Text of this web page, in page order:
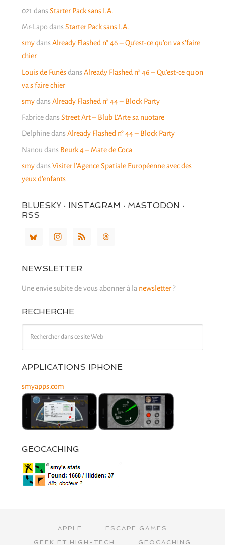
021 dans Starter Pack sans I.A.
Mr-Lapo dans Starter Pack sans I.A.
smydans Already Flashed n° 46 – Qu’est-ce qu’on va s’faire
chier
Louis de Funèsdans Already Flashed n° 46 – Qu’est-ce qu’on
va s’faire chier
smydans Already Flashed n° 44 – Block Party
Fabricedans Street Art – Blub L’Arte sa nuotare
Delphinedans Already Flashed n° 44 – Block Party
Nanoudans Beurk 4 – Mate de Coca
smydans Visiter l’Agence Spatiale Européenne avec des
yeux d’enfants
BLUESKY · INSTAGRAM · MASTODON ·
RSS
NEWSLETTER
Une envie subite de vous abonner à la newsletter?
RECHERCHE
APPLICATIONS IPHONE
smyapps.com
GEOCACHING
APPLE
ESCAPE GAMES
GEEK ET HIGH-TECH
GEOCACHING